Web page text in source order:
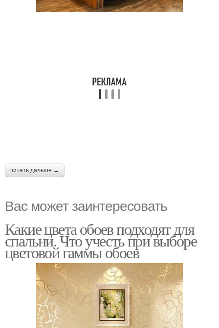
читать дальше →
Вас может заинтересовать
Какие цвета обоев подходят для
спальни. Что учесть при выборе
цветовой гаммы обоев